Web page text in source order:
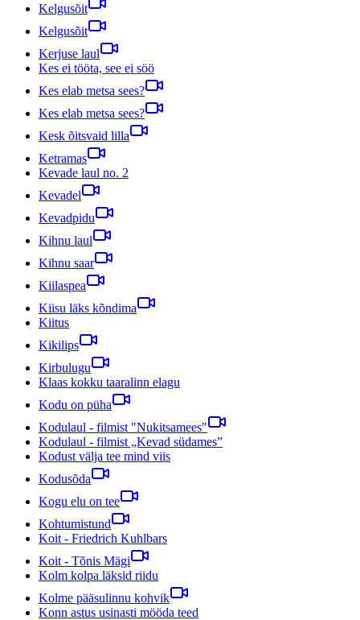
Kelgusõit
Kelgusõit
Kerjuse laul
Kes ei tööta, see ei söö
Kes elab metsa sees?
Kes elab metsa sees?
Kesk õitsvaid lilla
Ketramas
Kevade laul no. 2
Kevadel
Kevadpidu
Kihnu laul
Kihnu saar
Kiilaspea
Kiisu läks kõndima
Kiitus
Kikilips
Kirbulugu
Klaas kokku taaralinn elagu
Kodu on püha
Kodulaul - filmist "Nukitsamees"
Kodulaul - filmist „Kevad südames”
Kodust välja tee mind viis
Kodusõda
Kogu elu on tee
Kohtumistund
Koit - Friedrich Kuhlbars
Koit - Tõnis Mägi
Kolm kolpa läksid riidu
Kolme pääsulinnu kohvik
Konn astus usinasti mööda teed